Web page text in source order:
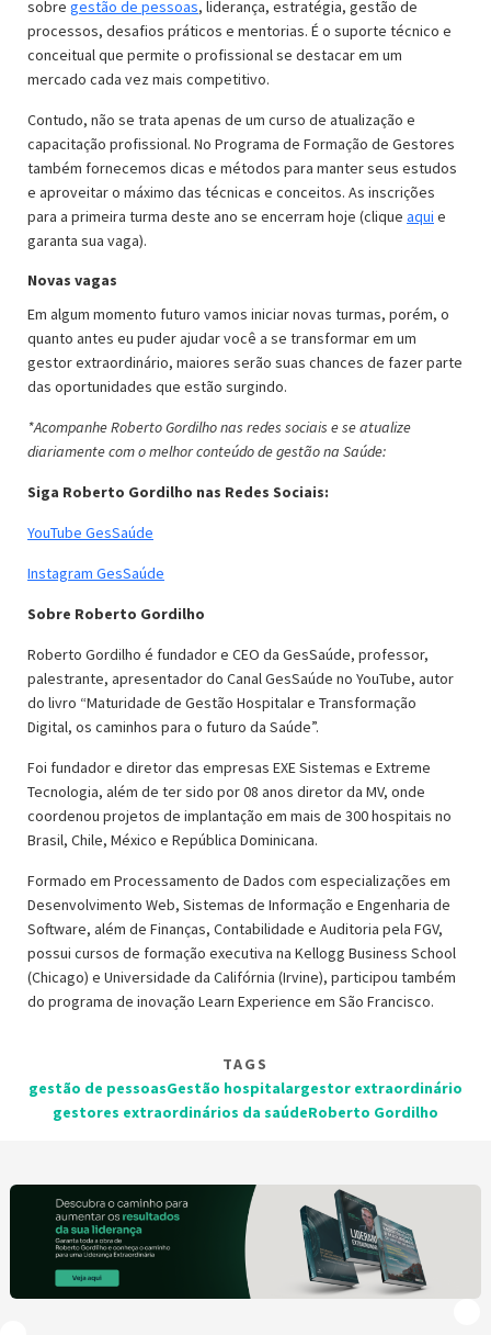
sobre gestão de pessoas, liderança, estratégia, gestão de
processos, desafios práticos e mentorias. É o suporte técnico e
conceitual que permite o profissional se destacar em um
mercado cada vez mais competitivo.
Contudo, não se trata apenas de um curso de atualização e
capacitação profissional. No Programa de Formação de Gestores
também fornecemos dicas e métodos para manter seus estudos
e aproveitar o máximo das técnicas e conceitos. As inscrições
para a primeira turma deste ano se encerram hoje (clique aqui e
garanta sua vaga).
Novas vagas
Em algum momento futuro vamos iniciar novas turmas, porém, o
quanto antes eu puder ajudar você a se transformar em um
gestor extraordinário, maiores serão suas chances de fazer parte
das oportunidades que estão surgindo.
*Acompanhe Roberto Gordilho nas redes sociais e se atualize
diariamente com o melhor conteúdo de gestão na Saúde:
Siga Roberto Gordilho nas Redes Sociais:
YouTube GesSaúde
Instagram GesSaúde
Sobre Roberto Gordilho
Roberto Gordilho é fundador e CEO da GesSaúde, professor,
palestrante, apresentador do Canal GesSaúde no YouTube, autor
do livro “Maturidade de Gestão Hospitalar e Transformação
Digital, os caminhos para o futuro da Saúde”.
Foi fundador e diretor das empresas EXE Sistemas e Extreme
Tecnologia, além de ter sido por 08 anos diretor da MV, onde
coordenou projetos de implantação em mais de 300 hospitais no
Brasil, Chile, México e República Dominicana.
Formado em Processamento de Dados com especializações em
Desenvolvimento Web, Sistemas de Informação e Engenharia de
Software, além de Finanças, Contabilidade e Auditoria pela FGV,
possui cursos de formação executiva na Kellogg Business School
(Chicago) e Universidade da Califórnia (Irvine), participou também
do programa de inovação Learn Experience em São Francisco.
TAGS
gestão de pessoasGestão hospitalargestor extraordinário
gestores extraordinários da saúdeRoberto Gordilho